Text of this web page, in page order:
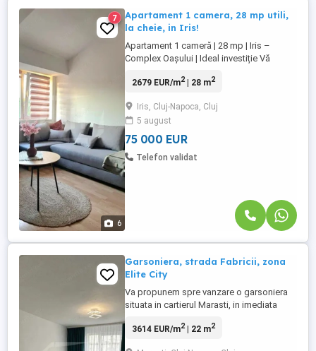
6
7
Apartament 1 camera, 28 mp utili,
la cheie, in Iris!
Apartament 1 cameră | 28 mp | Iris –
Complex Oașului | Ideal investiție Vă
1 cameră, situat în cartierul Iris, în cadrul
conectată, cu acces rapid către
principalele puncte de interes din oraș.
Suprafață utilă: 28 mp Etaj: ...
2679 EUR/m2| 28 m2
Iris, Cluj-Napoca, Cluj
5 august
75 000 EUR
Telefon validat
Garsoniera, strada Fabricii, zona
Elite City
Va propunem spre vanzare o garsoniera
situata in cartierul Marasti, in imediata
- 1 camera - 1 chicineta - 1 baie - 1 hol
3614 EUR/m2| 22 m2